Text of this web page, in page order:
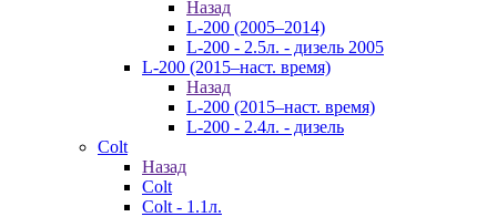
Назад
L-200 (2005–2014)
L-200 - 2.5л. - дизель 2005
L-200 (2015–наст. время)
Назад
L-200 (2015–наст. время)
L-200 - 2.4л. - дизель
Colt
Назад
Colt
Colt - 1.1л.